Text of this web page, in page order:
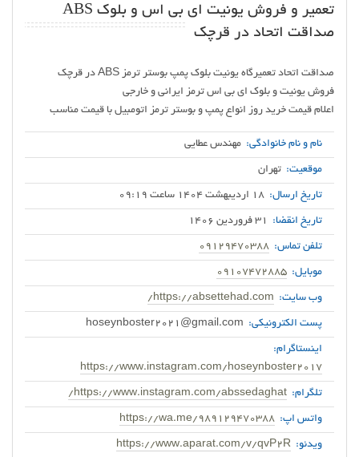
تعمیر و فروش یونیت ای بی اس و بلوک ABS
صداقت اتحاد در قرچک
اعلام قیمت خرید روز انواع پمپ و بوستر ترمز اتومبیل با قیمت مناسب
نام و نام خانوادگی: مهندس عطایی
موقعیت: تهران
تاریخ ارسال: 18 اردیبهشت 1404 ساعت 09:19
تاریخ انقضا: 31 فروردین 1406
تلفن تماس: 09129470388
موبایل: 09107472885
وب سایت: https://absettehad.com/
پست الکترونیکی: hoseynboster2021@gmail.com
اینستاگرام:
https://www.instagram.com/hoseynboster2017
تلگرام: https://www.instagram.com/abssedaghat/
واتس اپ: https://wa.me/989129470388
ویدئو: https://www.aparat.com/v/qvP2R